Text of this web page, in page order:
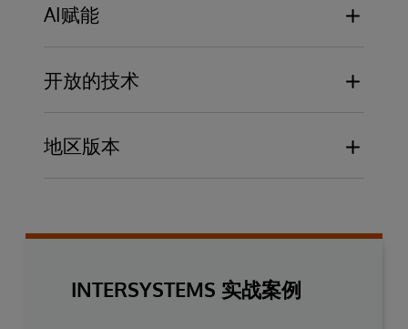
AI赋能
Assistant）可简化电子病历的交互并提高专
记录和保存工作
先进的环境监听功能可节省时间，提高临床
开放的技术
围并在整个医疗生态系统中导入/导出数据
简便的互操作性、可扩展性和 InterSystems
并提高了响应能力
地区版本
本地化语言推动产品应用
功。
INTERSYSTEMS 实战案例